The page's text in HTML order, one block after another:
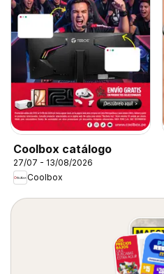
Coolbox catálogo
27/07 - 13/08/2026
Coolbox